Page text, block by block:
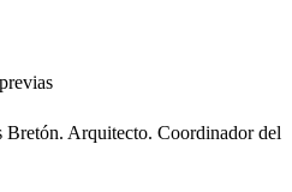
Bretón. Arquitecto. Coordinador del